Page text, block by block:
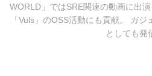
WORLD」ではSRE関連の動画に出
「Vuls」のOSS活動にも貢献。 ガ
としても発